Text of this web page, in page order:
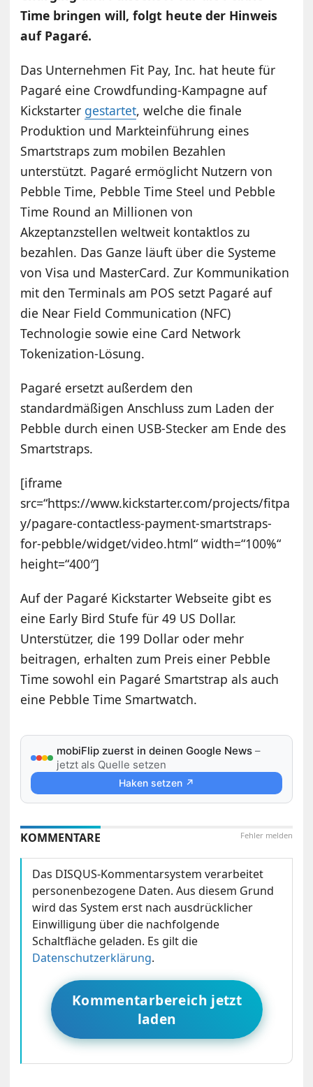
Time bringen will, folgt heute der Hinweis
auf Pagaré.
Das Unternehmen Fit Pay, Inc. hat heute für
Pagaré eine Crowdfunding-Kampagne auf
Kickstarter gestartet, welche die finale
Produktion und Markteinführung eines
Smartstraps zum mobilen Bezahlen
unterstützt. Pagaré ermöglicht Nutzern von
Pebble Time, Pebble Time Steel und Pebble
Time Round an Millionen von
Akzeptanzstellen weltweit kontaktlos zu
bezahlen. Das Ganze läuft über die Systeme
von Visa und MasterCard. Zur Kommunikation
mit den Terminals am POS setzt Pagaré auf
die Near Field Communication (NFC)
Technologie sowie eine Card Network
Tokenization-Lösung.
Pagaré ersetzt außerdem den
standardmäßigen Anschluss zum Laden der
Pebble durch einen USB-Stecker am Ende des
Smartstraps.
[iframe
src=“https://www.kickstarter.com/projects/fitpa
y/pagare-contactless-payment-smartstraps-
for-pebble/widget/video.html“ width=“100%“
height=“400″]
Auf der Pagaré Kickstarter Webseite gibt es
eine Early Bird Stufe für 49 US Dollar.
Unterstützer, die 199 Dollar oder mehr
beitragen, erhalten zum Preis einer Pebble
Time sowohl ein Pagaré Smartstrap als auch
eine Pebble Time Smartwatch.
mobiFlip zuerst in deinen Google News –
jetzt als Quelle setzen
Haken setzen ↗
Fehler melden
KOMMENTARE
Das DISQUS-Kommentarsystem verarbeitet
personenbezogene Daten. Aus diesem Grund
wird das System erst nach ausdrücklicher
Einwilligung über die nachfolgende
Schaltfläche geladen. Es gilt die
Datenschutzerklärung.
Kommentarbereich jetzt
laden